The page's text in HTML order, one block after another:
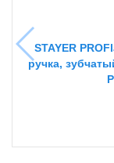
STAYER
ручка,